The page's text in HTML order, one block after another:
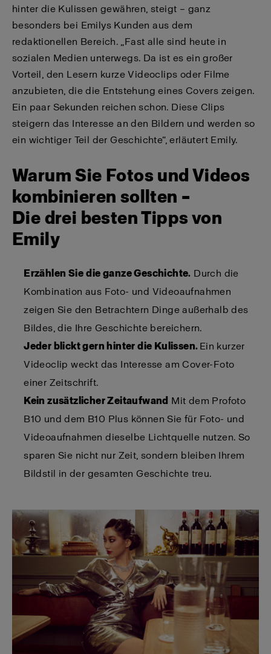
hinter die Kulissen gewähren, steigt – ganz
besonders bei Emilys Kunden aus dem
redaktionellen Bereich. „Fast alle sind heute in
sozialen Medien unterwegs. Da ist es ein großer
Vorteil, den Lesern kurze Videoclips oder Filme
anzubieten, die die Entstehung eines Covers zeigen.
Ein paar Sekunden reichen schon. Diese Clips
steigern das Interesse an den Bildern und werden so
ein wichtiger Teil der Geschichte“, erläutert Emily.
Warum Sie Fotos und Videos
kombinieren sollten –
Die drei besten Tipps von
Emily
Erzählen Sie die ganze Geschichte. Durch die
Kombination aus Foto- und Videoaufnahmen
zeigen Sie den Betrachtern Dinge außerhalb des
Bildes, die Ihre Geschichte bereichern.
Jeder blickt gern hinter die Kulissen. Ein kurzer
Videoclip weckt das Interesse am Cover-Foto
einer Zeitschrift.
Kein zusätzlicher Zeitaufwand Mit dem Profoto
B10 und dem B10 Plus können Sie für Foto- und
Videoaufnahmen dieselbe Lichtquelle nutzen. So
sparen Sie nicht nur Zeit, sondern bleiben Ihrem
Bildstil in der gesamten Geschichte treu.